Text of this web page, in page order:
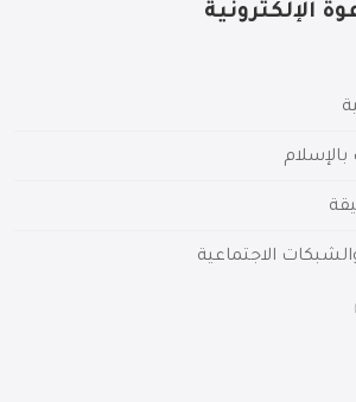
الإلكترونية
الاجتماعية